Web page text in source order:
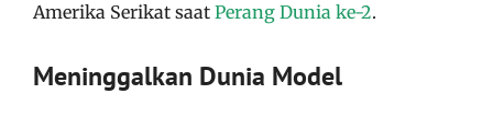
Amerika Serikat saat Perang Dunia ke-2.
Meninggalkan Dunia Model